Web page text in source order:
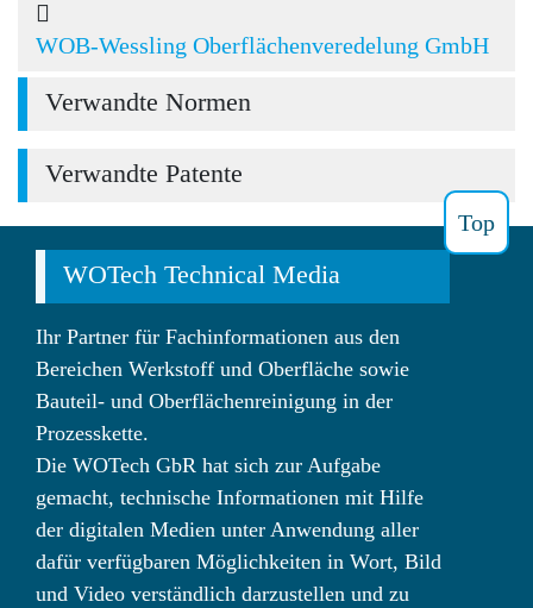
WOB-Wessling Oberflächenveredelung GmbH
Verwandte Normen
Verwandte Patente
Top
WOTech Technical Media
Ihr Partner für Fachinformationen aus den
Bereichen Werkstoff und Oberfläche sowie
Bauteil- und Oberflächenreinigung in der
Prozesskette.
Die WOTech GbR hat sich zur Aufgabe
gemacht, technische Informationen mit Hilfe
der digitalen Medien unter Anwendung aller
dafür verfügbaren Möglichkeiten in Wort, Bild
und Video verständlich darzustellen und zu